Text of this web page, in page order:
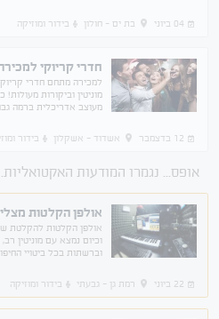
04 ביוני
בת ים - חולון בידור ומוזיקה
חדרי קריוקי
למכירה מתחם חדרי
12 בדצמבר
אשדוד - אשקלון בידור
אופס... נגמרו המודעות
אולפן הקלטות
וכיום נמצא עם מוניטין
וברשתות בכל ביטויי
22 ביוני רמת גן - גבעתי בידור ומוזיקה